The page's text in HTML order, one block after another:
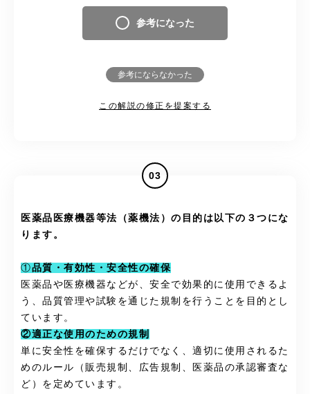
参考になった
参考にならなかった
この解説の修正を提案する
03
医薬品医療機器等法（薬機法）の目的は以下の３つにな
ります。
①品質・有効性・安全性の確保
医薬品や医療機器などが、安全で効果的に使用できるよ
う、品質管理や試験を通じた規制を行うことを目的とし
ています。
②適正な使用のための規制
単に安全性を確保するだけでなく、適切に使用されるた
めのルール（販売規制、広告規制、医薬品の承認審査な
ど）を定めています。